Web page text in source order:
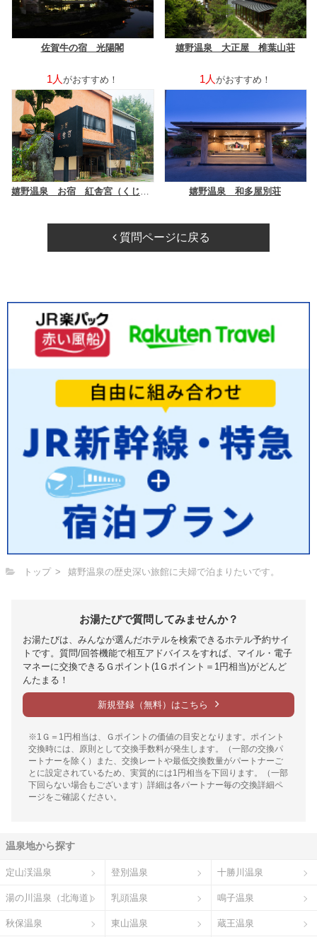
佐賀牛の宿 光陽閣 嬉野温泉 大正屋 椎葉山荘
1人がおすすめ！
嬉野温泉 お宿 紅舎宮（くじゃく）
1人がおすすめ！
嬉野温泉 和多屋別荘
質問ページに戻る
トップ 嬉野温泉の歴史深い旅館に夫婦で泊まりたいです。
お湯たびで質問してみませんか？
お湯たびは、みんなが選んだホテルを検索できるホテル予約サイ
トです。質問/回答機能で相互アドバイスをすれば、マイル・電子
マネーに交換できるＧポイント(1Ｇポイント＝1円相当)がどんど
んたまる！
新規登録（無料）はこちら
※1Ｇ＝1円相当は、Ｇポイントの価値の目安となります。ポイント
交換時には、原則として交換手数料が発生します。（一部の交換パ
ートナーを除く）また、交換レートや最低交換数量がパートナーご
とに設定されているため、実質的には1円相当を下回ります。（一部
下回らない場合もございます）詳細は各パートナー毎の交換詳細ペ
ージをご確認ください。
温泉地から探す
定山渓温泉 登別温泉 十勝川温泉
湯の川温泉（北海道） 乳頭温泉 鳴子温泉
秋保温泉 東山温泉 蔵王温泉